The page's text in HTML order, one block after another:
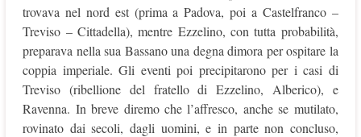
trovava nel nord est (prima a Padova, poi a Castelfranco –
Treviso – Cittadella), mentre Ezzelino, con tutta probabilità,
preparava nella sua Bassano una degna dimora per ospitare la
coppia imperiale. Gli eventi poi precipitarono per i casi di
Treviso (ribellione del fratello di Ezzelino, Alberico), e
Ravenna. In breve diremo che l’affresco, anche se mutilato,
rovinato dai secoli, dagli uomini, e in parte non concluso,